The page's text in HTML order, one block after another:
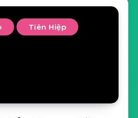
Tiên Hiệp